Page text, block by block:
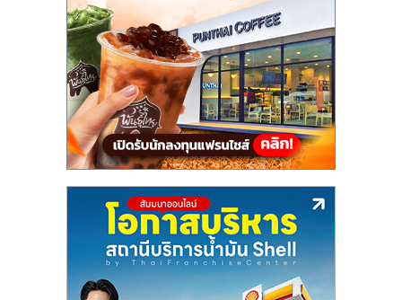
ไชส์
แฟ
ไชส์
ขาย
หน้า